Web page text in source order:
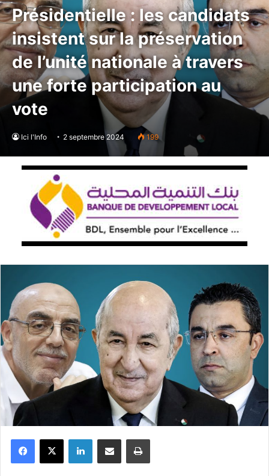
Présidentielle : les candidats
insistent sur la préservation
de l’unité nationale à travers
une forte participation au
vote
Ici l'Info 2 septembre 2024 199